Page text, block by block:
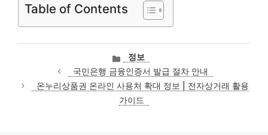
Table of Contents
카
테
고
리
정보
국민은행 금융인증서 발급 절차 안내
온누리상품권 온라인 사용처 확대 정보 | 전자상거래 활용
가이드